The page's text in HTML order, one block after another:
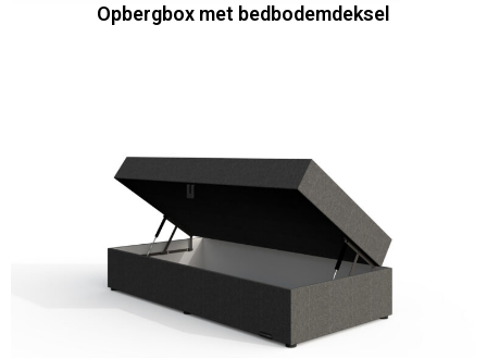
Opbergbox met bedbodemdeksel